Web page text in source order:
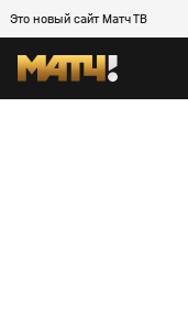
Это новый сайт Матч ТВ